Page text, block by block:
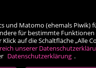
und Matomo (ehemals
für bestimmte
auf die Schaltfläche „Alle
unserer
Datenschutzerklärung .